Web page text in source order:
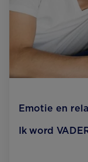
Emotie en
Ik word